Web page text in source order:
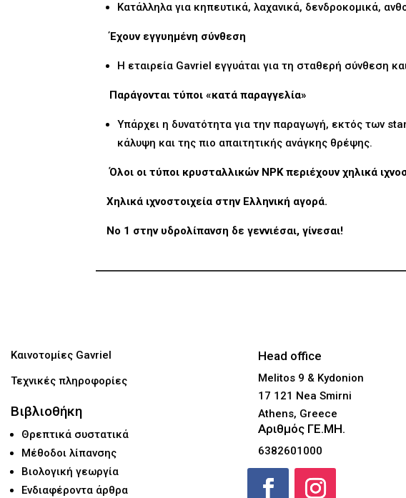
Κατάλληλα για κηπευτικά, λαχανικά, δενδροκομικά,
Έχουν εγγυημένη σύνθεση
Η εταιρεία Gavriel εγγυάται για τη σταθερή σύνθεση
Παράγονται τύποι «κατά παραγγελία»
Υπάρχει η δυνατότητα για την παραγωγή, εκτός των
κάλυψη και της πιο απαιτητικής ανάγκης θρέψης.
Όλοι οι τύποι κρυσταλλικών NPK περιέχουν χηλικά
Χηλικά ιχνοστοιχεία στην Ελληνική αγορά.
Νο 1 στην υδρολίπανση δε γεννιέσαι, γίνεσαι!
Καινοτομίες Gavriel
Τεχνικές πληροφορίες
Βιβλιοθήκη
Θρεπτικά συστατικά
Μέθοδοι λίπανσης
Βιολογική γεωργία
Ενδιαφέροντα άρθρα
Head office
Melitos 9 & Kydonion
17 121 Nea Smirni
Athens, Greece
Αριθμός ΓΕ.ΜΗ.
6382601000